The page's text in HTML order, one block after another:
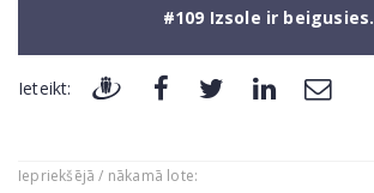
#109 Izsole ir beigusies.
Ieteikt:
Iepriekšējā / nākamā lote: